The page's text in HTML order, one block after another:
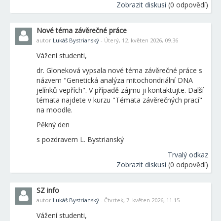
Zobrazit diskusi (0 odpovědí)
Nové téma závěrečné práce
autor Lukáš Bystrianský - Úterý, 12. květen 2026, 09.36
Vážení studenti,
dr. Gloneková vypsala nové téma závěrečné práce s
názvem "Genetická analýza mitochondriální DNA
jelínků vepřích". V případě zájmu ji kontaktujte. Další
témata najdete v kurzu "Témata závěrečných prací"
na moodle.
Pěkný den
s pozdravem L. Bystrianský
Trvalý odkaz
Zobrazit diskusi (0 odpovědí)
SZ info
autor Lukáš Bystrianský - Čtvrtek, 7. květen 2026, 11.15
Vážení studenti,